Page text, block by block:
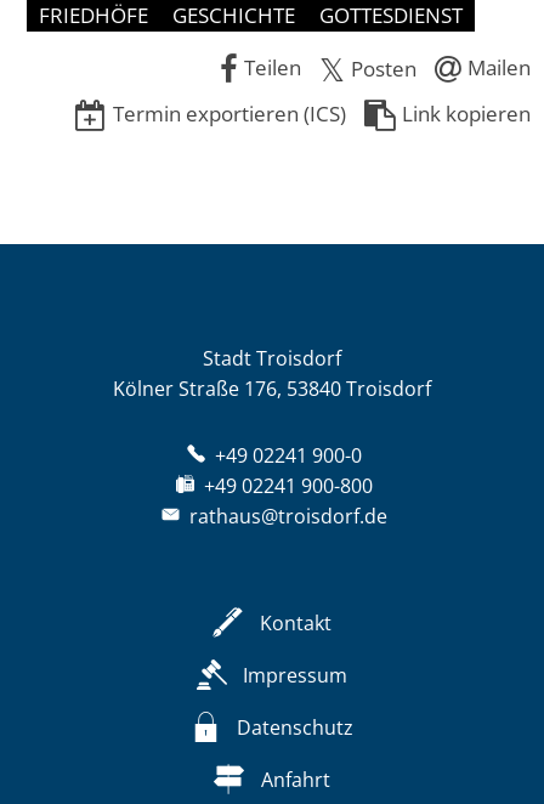
FRIEDHÖFE
GESCHICHTE
GOTTESDIENST
Teilen
Posten
Mailen
Termin exportieren (ICS)
Link kopieren
Stadt Troisdorf
Kölner Straße 176, 53840 Troisdorf
+49 02241 900-0
+49 02241 900-800
rathaus@troisdorf.de
Kontakt
Impressum
Datenschutz
Anfahrt